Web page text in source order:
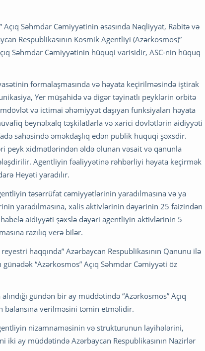
Səhmdar Cəmiyyətinin əsasında Nəqliyyat, Rabitə və
Respublikasının Kosmik Agentliyi (Azərkosmos)”
Səhmdar Cəmiyyətinin hüquqi varisidir, ASC-nin hüquq
formalaşmasında və həyata keçirilməsində iştirak
Yer müşahidə və digər təyinatlı peyklərin orbitə
və ictimai əhəmiyyət daşıyan funksiyaları həyata
beynəlxalq təşkilatlarla və xarici dövlətlərin aidiyyəti
sahəsində əməkdaşlıq edən publik hüquqi şəxsdir.
peyk xidmətlərindən əldə olunan vəsait və qanunla
Agentliyin fəaliyyətinə rəhbərliyi həyata keçirmək
Heyəti yaradılır.
təsərrüfat cəmiyyətlərinin yaradılmasına və ya
yaradılmasına, xalis aktivlərinin dəyərinin 25 faizindən
aidiyyəti şəxslə dəyəri agentliyin aktivlərinin 5
razılıq verə bilər.
haqqında” Azərbaycan Respublikasının Qanunu ilə
“Azərkosmos” Açıq Səhmdar Cəmiyyəti öz
gündən bir ay müddətində “Azərkosmos” Açıq
balansına verilməsini təmin etməlidir.
nizamnaməsinin və strukturunun layihələrini,
ay müddətində Azərbaycan Respublikasının Nazirlər